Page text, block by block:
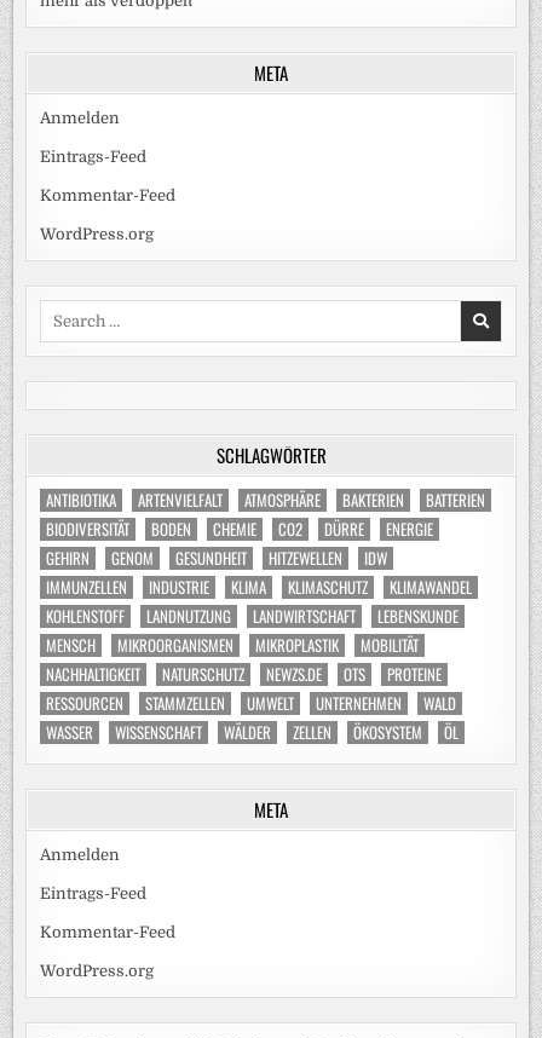
META
Anmelden
Eintrags-Feed
Kommentar-Feed
WordPress.org
Search
SCHLAGWÖRTER
ANTIBIOTIKA ARTENVIELFALT ATMOSPHÄRE BAKTERIEN
BATTERIEN
BIODIVERSITÄT
BODEN CHEMIE CO2 DÜRRE
ENERGIE
GEHIRN
GENOM GESUNDHEIT HITZEWELLEN
IDW
IMMUNZELLEN
INDUSTRIE KLIMA KLIMASCHUTZ
KLIMAWANDEL
KOHLENSTOFF
LANDNUTZUNG LANDWIRTSCHAFT
LEBENSKUNDE
MENSCH
MIKROORGANISMEN MIKROPLASTIK
MOBILITÄT
NACHHALTIGKEIT
NATURSCHUTZ NEWZS.DE OTS
PROTEINE
RESSOURCEN
STAMMZELLEN UMWELT UNTERNEHMEN
WALD
WASSER
WISSENSCHAFT WÄLDER ZELLEN ÖKOSYSTEM ÖL
META
Anmelden
Eintrags-Feed
Kommentar-Feed
WordPress.org